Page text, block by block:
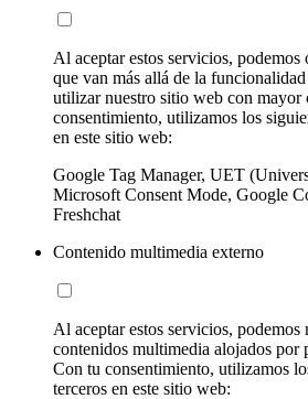
Al aceptar estos servicios, podemos
que van más allá de la
utilizar nuestro sitio web con mayor
consentimiento, utilizamos los
en este sitio web:
Google Tag Manager, UET
Microsoft Consent Mode, Google
Freshchat
Contenido multimedia externo
Al aceptar estos servicios, podemos
contenidos multimedia alojados por
Con tu consentimiento, utilizamos
terceros en este sitio web: